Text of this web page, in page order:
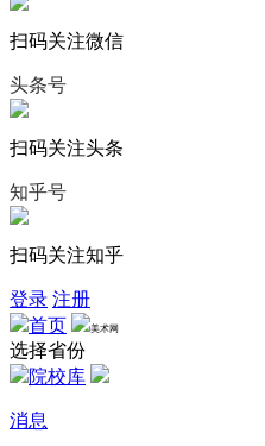
扫码关注微信
头条号
扫码关注头条
知乎号
扫码关注知乎
登录 注册
首页
美术网
选择省份
院校库
消息